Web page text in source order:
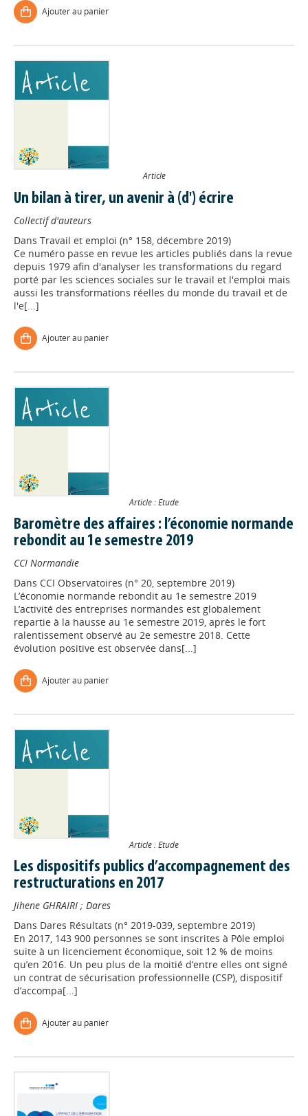
Ajouter au panier
Article
Un bilan à tirer, un avenir à (d') écrire
Collectif d'auteurs
Dans Travail et emploi (n° 158, décembre 2019)
Ce numéro passe en revue les articles publiés dans la revue
depuis 1979 afin d'analyser les transformations du regard
porté par les sciences sociales sur le travail et l'emploi mais
aussi les transformations réelles du monde du travail et de
l'e[...]
Ajouter au panier
Article : Etude
Baromètre des affaires : l’économie normande
rebondit au 1e semestre 2019
CCI Normandie
Dans CCI Observatoires (n° 20, septembre 2019)
L’économie normande rebondit au 1e semestre 2019
L’activité des entreprises normandes est globalement
repartie à la hausse au 1e semestre 2019, après le fort
ralentissement observé au 2e semestre 2018. Cette
évolution positive est observée dans[...]
Ajouter au panier
Article : Etude
Les dispositifs publics d’accompagnement des
restructurations en 2017
Jihene GHRAIRI ; Dares
Dans Dares Résultats (n° 2019-039, septembre 2019)
En 2017, 143 900 personnes se sont inscrites à Pôle emploi
suite à un licenciement économique, soit 12 % de moins
qu’en 2016. Un peu plus de la moitié d’entre elles ont signé
un contrat de sécurisation professionnelle (CSP), dispositif
d’accompa[...]
Ajouter au panier